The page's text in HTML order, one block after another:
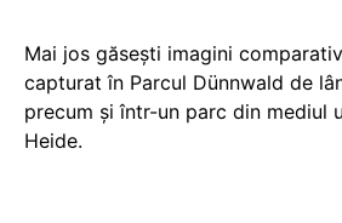
Mai jos găsești imagini
capturat în Parcul Dünnwald de
precum și într-un parc din mediul
Heide.